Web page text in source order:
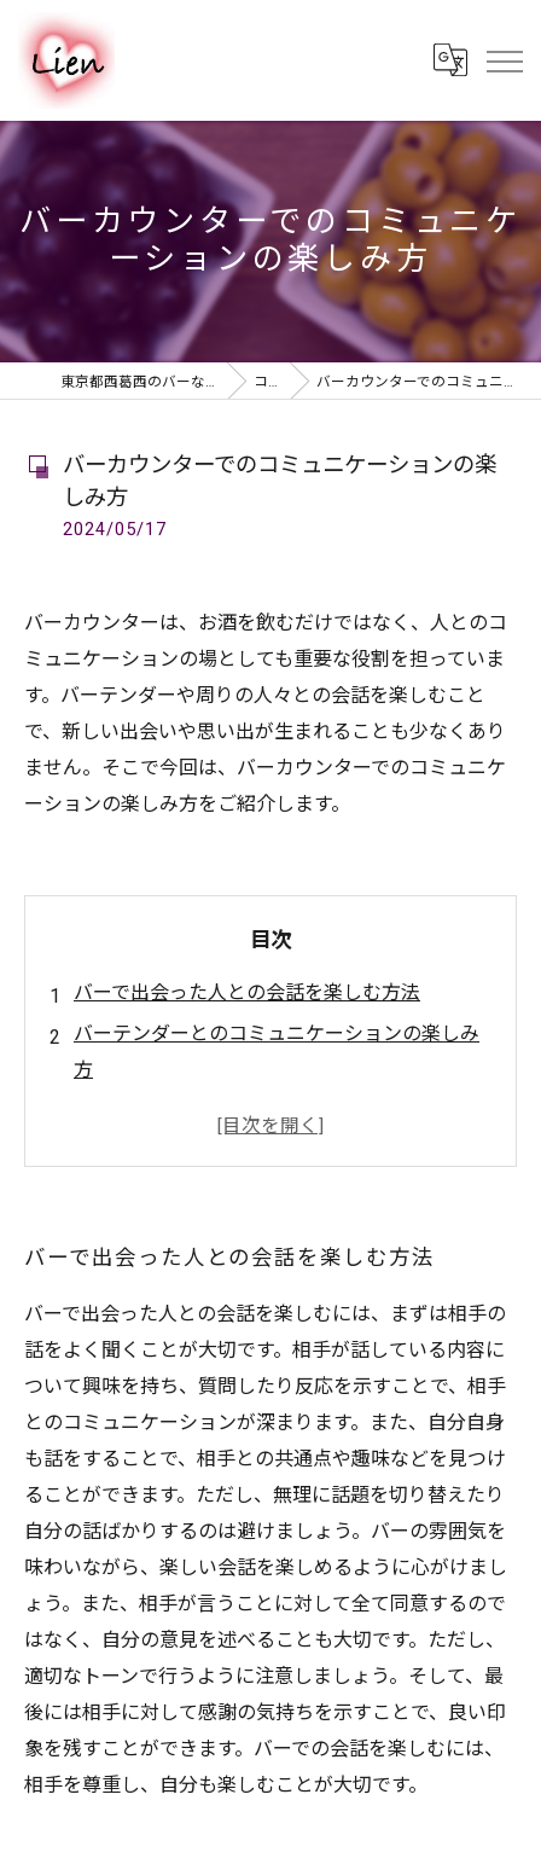
バーカウンターでのコミュニケ
ーションの楽しみ方
東京都西葛西のバーならPUB & BAR Lien コラム バーカウンターでのコミュニケーションの楽しみ方
バーカウンターでのコミュニケーションの楽
しみ方
2024/05/17
バーカウンターは、お酒を飲むだけではなく、人とのコ
ミュニケーションの場としても重要な役割を担っていま
す。バーテンダーや周りの人々との会話を楽しむこと
で、新しい出会いや思い出が生まれることも少なくあり
ません。そこで今回は、バーカウンターでのコミュニケ
ーションの楽しみ方をご紹介します。
目次
バーで出会った人との会話を楽しむ方法
バーテンダーとのコミュニケーションの楽しみ
方
お酒を通して新しい友達を作る方法
バーで出会った人との会話を楽しむ方法
バーで出会った人との会話を楽しむには、まずは相手の
話をよく聞くことが大切です。相手が話している内容に
ついて興味を持ち、質問したり反応を示すことで、相手
とのコミュニケーションが深まります。また、自分自身
も話をすることで、相手との共通点や趣味などを見つけ
ることができます。ただし、無理に話題を切り替えたり
自分の話ばかりするのは避けましょう。バーの雰囲気を
味わいながら、楽しい会話を楽しめるように心がけまし
ょう。また、相手が言うことに対して全て同意するので
はなく、自分の意見を述べることも大切です。ただし、
適切なトーンで行うように注意しましょう。そして、最
後には相手に対して感謝の気持ちを示すことで、良い印
象を残すことができます。バーでの会話を楽しむには、
相手を尊重し、自分も楽しむことが大切です。